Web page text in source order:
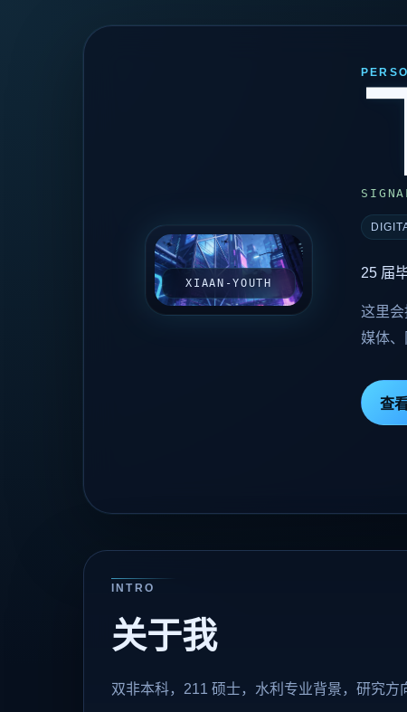
AVATAR
把图片放到
public/avatar.webp
XIAAN-YOUTH
25 届
这里
媒体、
查
INTRO
关于我
双非本科，211 硕士，水利专业背景，研究方